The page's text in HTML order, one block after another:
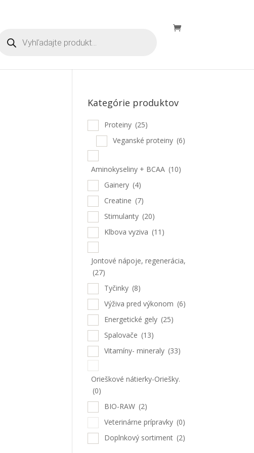
search
Kategórie produktov
Proteiny (25)
Veganské proteiny (6)
Aminokyseliny + BCAA (10)
Gainery (4)
Creatine (7)
Stimulanty (20)
Klbova vyziva (11)
Jontové nápoje, regenerácia,
(27)
Tyčinky (8)
Výživa pred výkonom (6)
Energetické gely (25)
Spalovače (13)
Vitamíny- mineraly (33)
Orieškové nátierky-Oriešky.
(0)
BIO-RAW (2)
Veterinárne prípravky (0)
Doplnkový sortiment (2)